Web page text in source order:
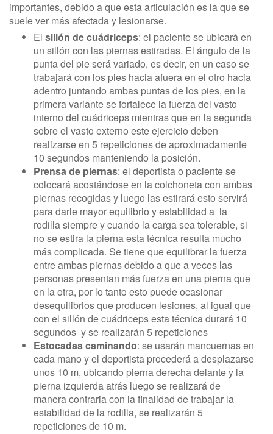
importantes, debido a que esta articulación es la que se
suele ver más afectada y lesionarse.
El sillón de cuádriceps: el paciente se ubicará en
un sillón con las piernas estiradas. El ángulo de la
punta del pie será variado, es decir, en un caso se
trabajará con los pies hacia afuera en el otro hacia
adentro juntando ambas puntas de los pies, en la
primera variante se fortalece la fuerza del vasto
interno del cuádriceps mientras que en la segunda
sobre el vasto externo este ejercicio deben
realizarse en 5 repeticiones de aproximadamente
10 segundos manteniendo la posición.
Prensa de piernas: el deportista o paciente se
colocará acostándose en la colchoneta con ambas
piernas recogidas y luego las estirará esto servirá
para darle mayor equilibrio y estabilidad a la
rodilla siempre y cuando la carga sea tolerable, si
no se estira la pierna esta técnica resulta mucho
más complicada. Se tiene que equilibrar la fuerza
entre ambas piernas debido a que a veces las
personas presentan más fuerza en una pierna que
en la otra, por lo tanto esto puede ocasionar
desequilibrios que producen lesiones, al igual que
con el sillón de cuádriceps esta técnica durará 10
segundos y se realizarán 5 repeticiones
Estocadas caminando: se usarán mancuernas en
cada mano y el deportista procederá a desplazarse
unos 10 m, ubicando pierna derecha delante y la
pierna izquierda atrás luego se realizará de
manera contraria con la finalidad de trabajar la
estabilidad de la rodilla, se realizarán 5
repeticiones de 10 m.